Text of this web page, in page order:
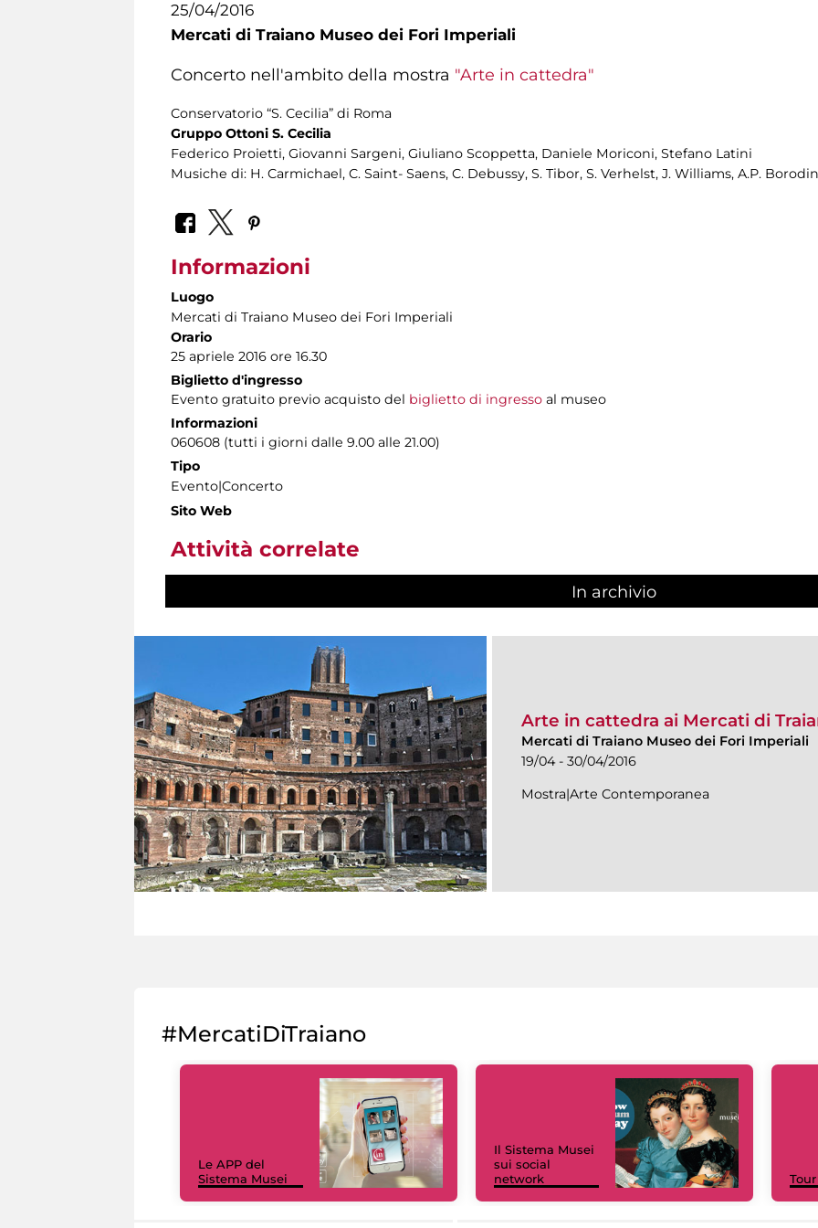
25/04/2016
Mercati di Traiano Museo dei Fori Imperiali
Concerto nell'ambito della mostra "Arte in cattedra"
Conservatorio “S. Cecilia” di Roma
Gruppo Ottoni S. Cecilia
Federico Proietti, Giovanni Sargeni, Giuliano Scoppetta, Daniele Moriconi, Stefano Latini
Musiche di: H. Carmichael, C. Saint- Saens, C. Debussy, S. Tibor, S. Verhelst, J. Williams, A.P. Borodin
Informazioni
Luogo
Mercati di Traiano Museo dei Fori Imperiali
Orario
25 apriele 2016 ore 16.30
Biglietto d'ingresso
Evento gratuito previo acquisto del biglietto di ingresso al museo
Informazioni
060608 (tutti i giorni dalle 9.00 alle 21.00)
Tipo
Evento|Concerto
Sito Web
Attività correlate
In archivio
Arte in cattedra ai Mercati di
Mercati di Traiano Museo dei Fori Imperiali
19/04 - 30/04/2016
Mostra|Arte Contemporanea
#MercatiDiTraiano
Le APP del
Sistema Musei
Il Sistema Musei
sui social
network